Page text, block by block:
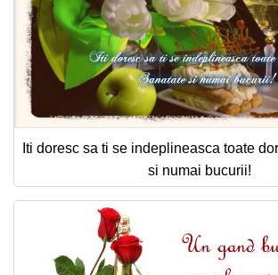
Iti doresc sa ti se indeplineasca toate
si numai bucurii!